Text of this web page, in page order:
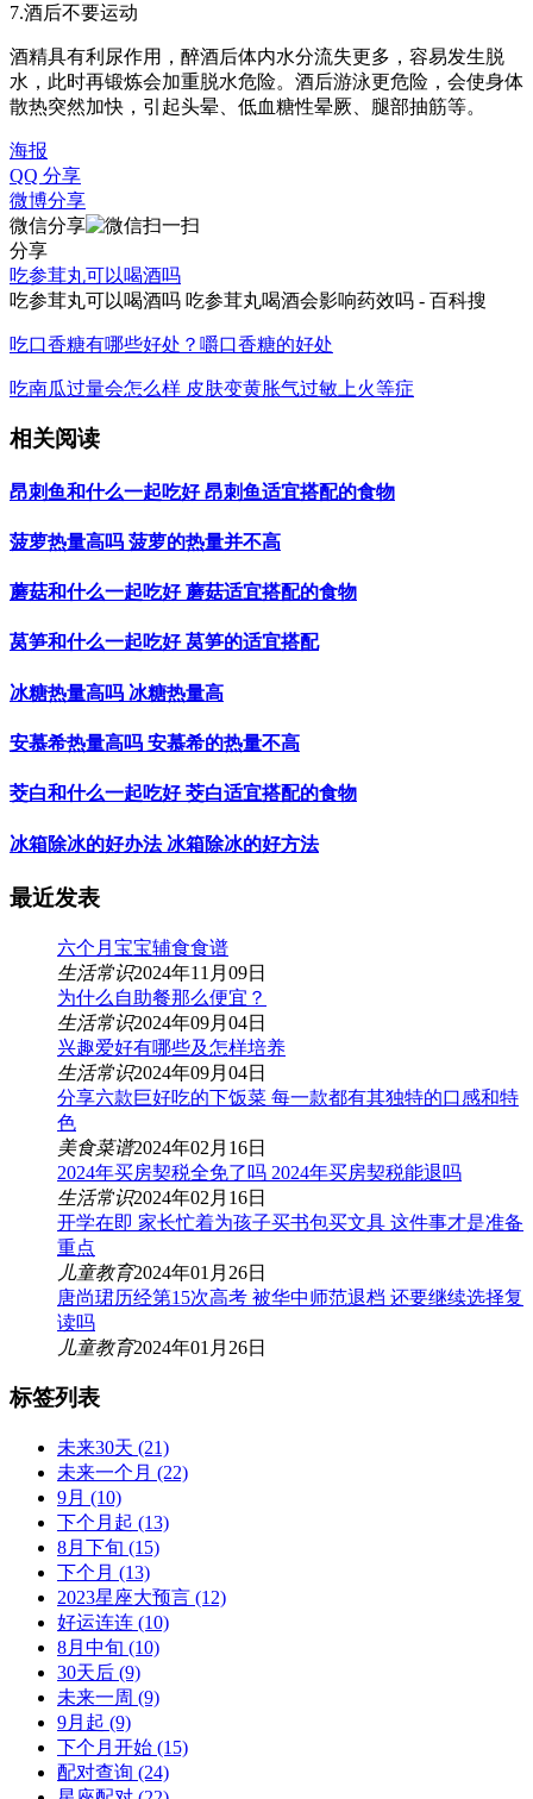
7.酒后不要运动
酒精具有利尿作用，醉酒后体内水分流失更多，容易发生脱
水，此时再锻炼会加重脱水危险。酒后游泳更危险，会使身体
散热突然加快，引起头晕、低血糖性晕厥、腿部抽筋等。
海报
QQ 分享
微博分享
微信分享
分享
吃参茸丸可以喝酒吗
吃参茸丸可以喝酒吗 吃参茸丸喝酒会影响药效吗 - 百科搜
吃口香糖有哪些好处？嚼口香糖的好处
吃南瓜过量会怎么样 皮肤变黄胀气过敏上火等症
相关阅读
昂刺鱼和什么一起吃好 昂刺鱼适宜搭配的食物
菠萝热量高吗 菠萝的热量并不高
蘑菇和什么一起吃好 蘑菇适宜搭配的食物
莴笋和什么一起吃好 莴笋的适宜搭配
冰糖热量高吗 冰糖热量高
安慕希热量高吗 安慕希的热量不高
茭白和什么一起吃好 茭白适宜搭配的食物
冰箱除冰的好办法 冰箱除冰的好方法
最近发表
六个月宝宝辅食食谱
生活常识2024年11月09日
为什么自助餐那么便宜？
生活常识2024年09月04日
兴趣爱好有哪些及怎样培养
生活常识2024年09月04日
分享六款巨好吃的下饭菜 每一款都有其独特的口感和特
色
美食菜谱2024年02月16日
2024年买房契税全免了吗 2024年买房契税能退吗
生活常识2024年02月16日
开学在即 家长忙着为孩子买书包买文具 这件事才是准备
重点
儿童教育2024年01月26日
唐尚珺历经第15次高考 被华中师范退档 还要继续选择复
读吗
儿童教育2024年01月26日
标签列表
未来30天 (21)
未来一个月 (22)
9月 (10)
下个月起 (13)
8月下旬 (15)
下个月 (13)
2023星座大预言 (12)
好运连连 (10)
8月中旬 (10)
30天后 (9)
未来一周 (9)
9月起 (9)
下个月开始 (15)
配对查询 (24)